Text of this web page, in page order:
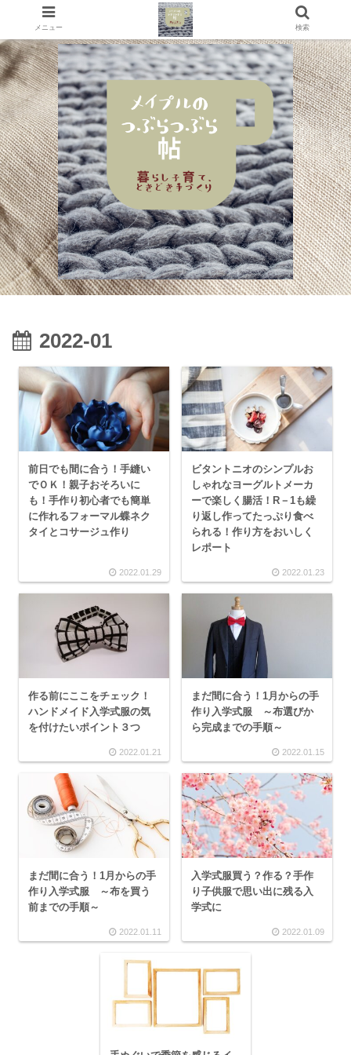
2022-01
前日でも間に合う！手縫い
でＯＫ！親子おそろいに
も！手作り初心者でも簡単
に作れるフォーマル蝶ネク
タイとコサージュ作り
2022.01.29
ビタントニオのシンプルお
しゃれなヨーグルトメーカ
ーで楽しく腸活！R－1も繰
り返し作ってたっぷり食べ
られる！作り方をおいしく
レポート
2022.01.23
作る前にここをチェック！
ハンドメイド入学式服の気
を付けたいポイント３つ
2022.01.21
まだ間に合う！1月からの手
作り入学式服 ～布選びか
ら完成までの手順～
2022.01.15
まだ間に合う！1月からの手
作り入学式服 ～布を買う
前までの手順～
2022.01.11
入学式服買う？作る？手作
り子供服で思い出に残る入
学式に
2022.01.09
メニュー 検索